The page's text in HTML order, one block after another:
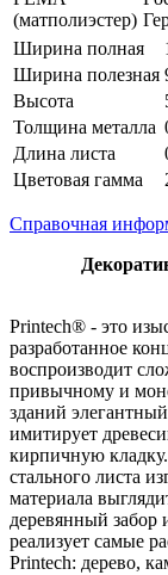
(матполиэстер)
Ширина полная
Ширина полезная
Высота
Толщина металла
Длина листа
Цветовая гамма
Справочная
Printech® - это
разработанное
воспроизводит
привычному и
зданий
имитирует
кирпичную
стального листа
материала
деревянный
реализует самые
Printech: дерево,